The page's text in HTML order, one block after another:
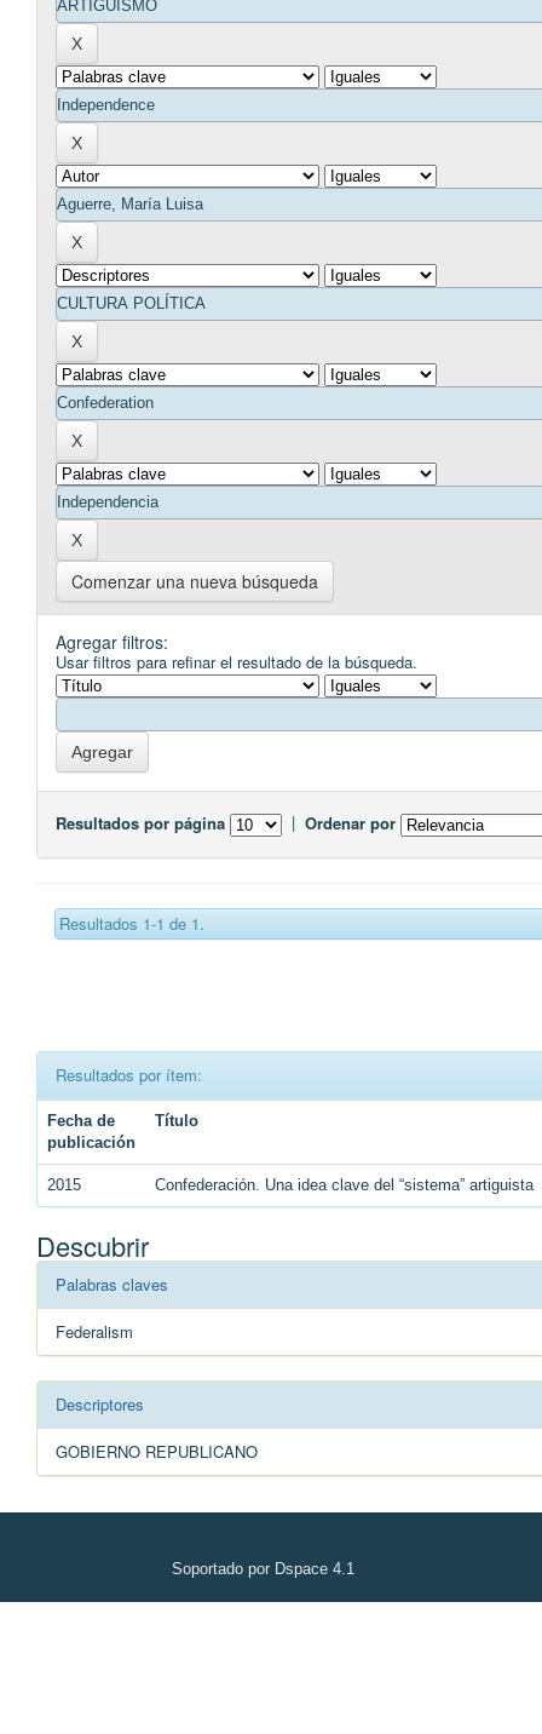
Comenzar una nueva búsqueda
Agregar filtros:
Usar filtros para refinar el resultado de la búsqueda.
Resultados por página | Ordenar por
Resultados 1-1 de 1.
Resultados por ítem:
Fecha de
publicación
Título
2015 Confederación. Una idea clave del “sistema” artiguista
Descubrir
Palabras claves
Federalism
Descriptores
GOBIERNO REPUBLICANO
Soportado por Dspace 4.1